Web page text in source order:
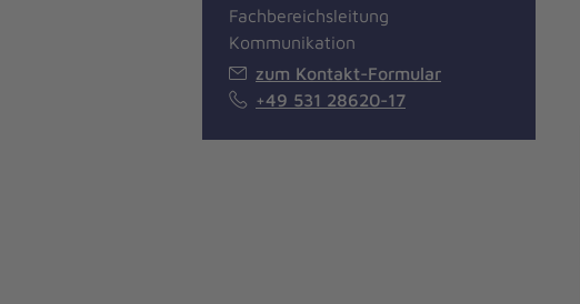
Fachbereichsleitung
Kommunikation
zum Kontakt-Formular
+49 531 28620-17